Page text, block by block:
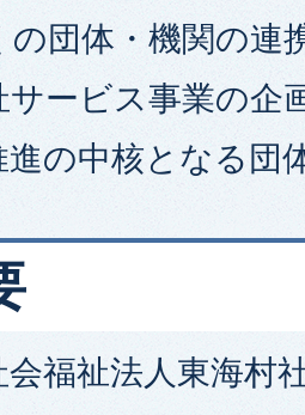
の団体・機関の連
サービス事業の企
進の中核となる団
会福祉法人東海村